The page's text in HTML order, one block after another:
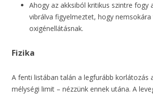
Ahogy az akksiból kritikus szintre fogy
vibrálva figyelmeztet, hogy nemsokára
oxigénellátásnak.
Fizika
A fenti listában talán a legfurább korlátozás
mélységi limit – nézzünk ennek utána. A